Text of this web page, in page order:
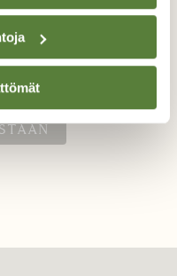
oksalla.
Riistavesi 01.04.2022